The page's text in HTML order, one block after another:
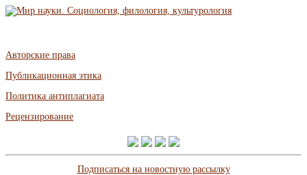
Авторские права
Публикационная этика
Политика антиплагиата
Рецензирование
Подписаться на новостную рассылку